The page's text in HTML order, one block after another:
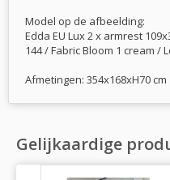
Model op de afbeelding:
Edda EU Lux 2 x armrest
144 / Fabric Bloom 1 cream /
Afmetingen: 354x168xH70 cm
Gelijkaardige